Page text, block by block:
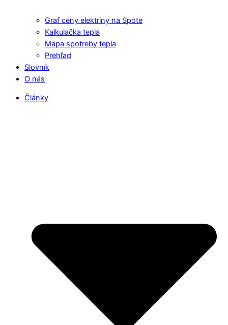
Graf ceny elektriny na Spote
Kalkulačka tepla
Mapa spotreby tepla
Prehľad
Slovník
O nás
Články